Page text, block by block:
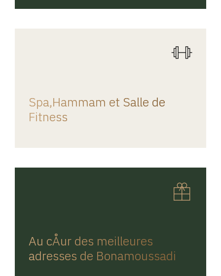
Spa,Hammam et Salle de
Fitness
Au cÅur des meilleures
adresses de Bonamoussadi